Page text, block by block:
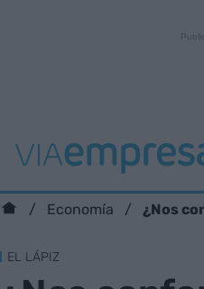
Economía ¿Nos
EL LÁPIZ